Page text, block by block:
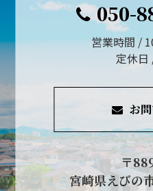
050-
営業時間 /
定休日
お
〒
宮崎県えびの